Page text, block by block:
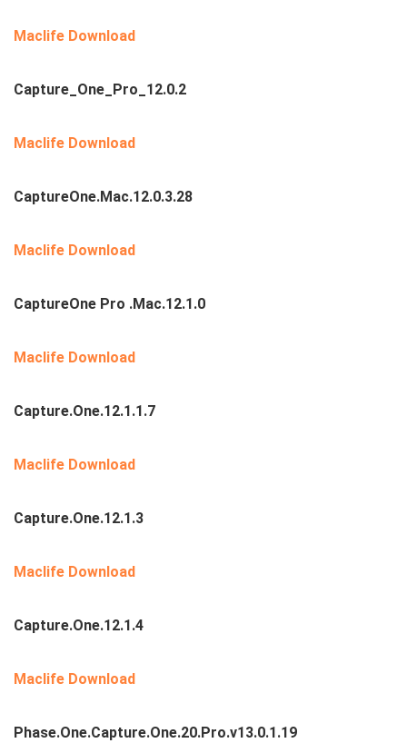
Maclife Download
Capture_One_Pro_12.0.2
Maclife Download
CaptureOne.Mac.12.0.3.28
Maclife Download
CaptureOne Pro .Mac.12.1.0
Maclife Download
Capture.One.12.1.1.7
Maclife Download
Capture.One.12.1.3
Maclife Download
Capture.One.12.1.4
Maclife Download
Phase.One.Capture.One.20.Pro.v13.0.1.19